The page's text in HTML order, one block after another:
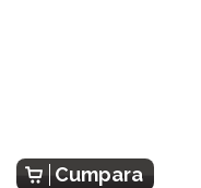
Cumpara